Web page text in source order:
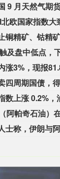
及盘中低点，
涨3%，现报
数上涨 0.2%，